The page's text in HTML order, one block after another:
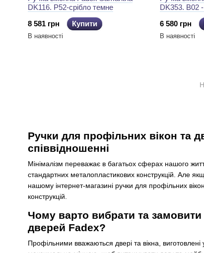
Ручки для профільних вікон та
співвідношенні
Мінімалізм переважає в багатьох сферах нашого
стандартних металопластикових конструкцій. Але
нашому інтернет-магазині ручки для профільних
конструкцій.
Чому варто вибрати та
дверей Fadex?
Профільними вважаються двері та вікна, виготовлені
DK116. P52-срібло темне
8 581 грн
Купити
В наявності
DK353. B02
6 580 грн
В наявності